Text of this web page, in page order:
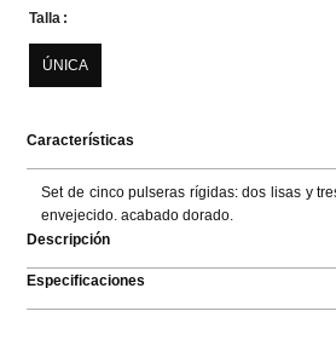
Talla
ÚNICA
Características
Set de cinco pulseras rígidas: dos lisas y
envejecido. acabado dorado.
Descripción
Especificaciones